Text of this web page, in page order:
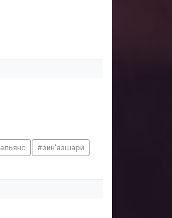
альянс зин'азшари